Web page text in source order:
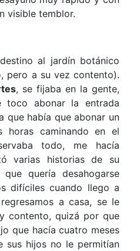
visible temblor.
al jardín botánico
pero a su vez contento).
, se fijaba en la gente,
toco abonar la entrada
que había que abonar un
horas caminando en el
todo, me hacía
varias historias de su
quería desahogarse
difíciles cuando llego a
a casa, se le
contento, quizá por que
que hacía cuatro meses
sus hijos no le permitían